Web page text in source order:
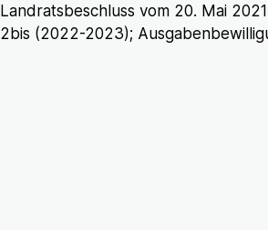
Landratsbeschluss vom 20. Mai
2bis (2022-2023);